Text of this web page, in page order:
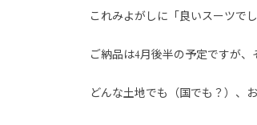
これみよがしに「良いスーツで
ご納品は4月後半の予定ですが、
どんな土地でも（国でも？）、